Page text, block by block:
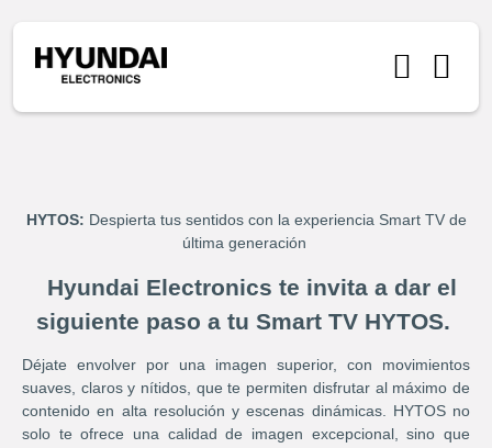
HYTOS: Despierta tus sentidos con la experiencia Smart TV de
última generación
Hyundai Electronics te invita a dar el
siguiente paso a tu Smart TV HYTOS.
Déjate envolver por una imagen superior, con movimientos
suaves, claros y nítidos, que te permiten disfrutar al máximo de
contenido en alta resolución y escenas dinámicas. HYTOS no
solo te ofrece una calidad de imagen excepcional, sino que